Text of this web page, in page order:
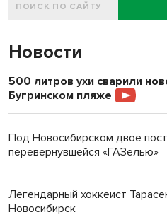
Новости
500 литров ухи сварили
Бугринском пляже
Под Новосибирском двое
перевернувшейся «ГАЗелью»
Легендарный хоккеист
Новосибирск